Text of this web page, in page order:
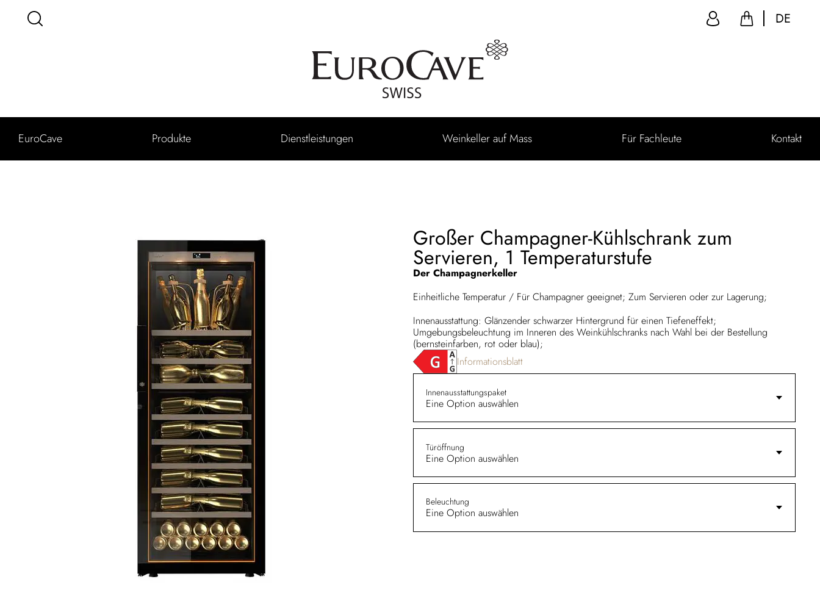
DE
EuroCave Produkte Dienstleistungen Weinkeller auf Mass Für Fachleute Kontakt
Großer Champagner-Kühlschrank zum
Servieren, 1 Temperaturstufe
Der Champagnerkeller
Einheitliche Temperatur / Für Champagner geeignet; Zum Servieren oder zur Lagerung;
Innenausstattung: Glänzender schwarzer Hintergrund für einen Tiefeneffekt;
Umgebungsbeleuchtung im Inneren des Weinkühlschranks nach Wahl bei der Bestellung
(bernsteinfarben, rot oder blau);
Informationsblatt
Innenausstattungspaket
Eine Option auswählen
Türöffnung
Eine Option auswählen
Beleuchtung
Eine Option auswählen